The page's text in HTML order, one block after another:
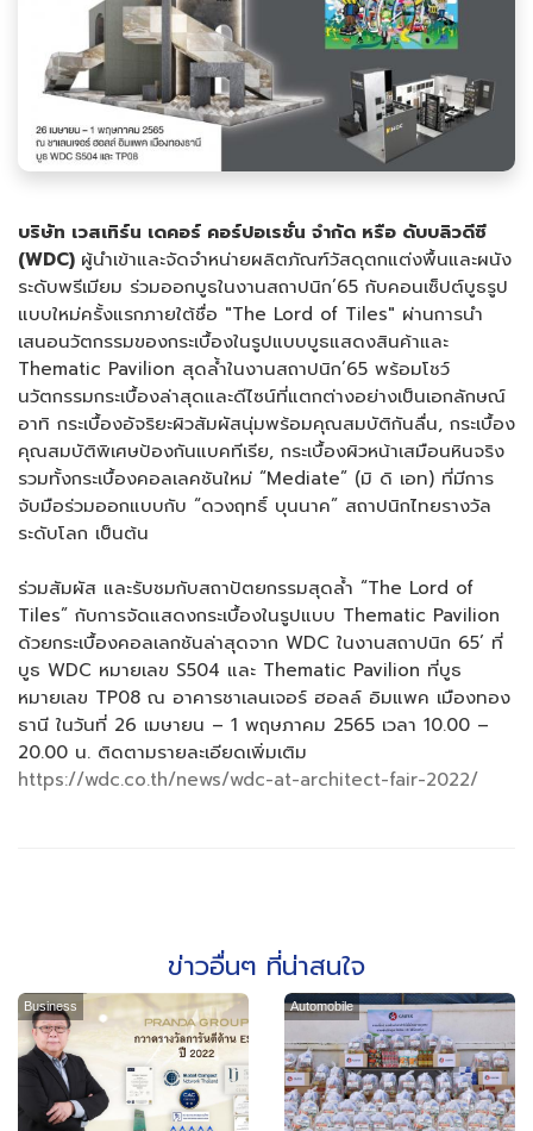
บริษัท เวสเทิร์น เดคอร์ คอร์ปอเรชั่น จำกัด หรือ ดับบลิวดีซี
(WDC) ผู้นำเข้าและจัดจำหน่ายผลิตภัณฑ์วัสดุตกแต่งพื้นและผนัง
ระดับพรีเมียม ร่วมออกบูธในงานสถาปนิก’65 กับคอนเซ็ปต์บูธรูป
แบบใหม่ครั้งแรกภายใต้ชื่อ "The Lord of Tiles" ผ่านการนำ
เสนอนวัตกรรมของกระเบื้องในรูปแบบบูธแสดงสินค้าและ
Thematic Pavilion สุดล้ำในงานสถาปนิก’65 พร้อมโชว์
นวัตกรรมกระเบื้องล่าสุดและดีไซน์ที่แตกต่างอย่างเป็นเอกลักษณ์
อาทิ กระเบื้องอัจริยะผิวสัมผัสนุ่มพร้อมคุณสมบัติกันลื่น, กระเบื้อง
คุณสมบัติพิเศษป้องกันแบคทีเรีย, กระเบื้องผิวหน้าเสมือนหินจริง
รวมทั้งกระเบื้องคอลเลคชันใหม่ “Mediate” (มิ ดิ เอท) ที่มีการ
จับมือร่วมออกแบบกับ “ดวงฤทธิ์ บุนนาค” สถาปนิกไทยรางวัล
ระดับโลก เป็นต้น
ร่วมสัมผัส และรับชมกับสถาปัตยกรรมสุดล้ำ “The Lord of
Tiles” กับการจัดแสดงกระเบื้องในรูปแบบ Thematic Pavilion
ด้วยกระเบื้องคอลเลกชันล่าสุดจาก WDC ในงานสถาปนิก 65’ ที่
บูธ WDC หมายเลข S504 และ Thematic Pavilion ที่บูธ
หมายเลข TP08 ณ อาคารชาเลนเจอร์ ฮอลล์ อิมแพค เมืองทอง
ธานี ในวันที่ 26 เมษายน – 1 พฤษภาคม 2565 เวลา 10.00 –
20.00 น. ติดตามรายละเอียดเพิ่มเติม
https://wdc.co.th/news/wdc-at-architect-fair-2022/
ข่าวอื่นๆ ที่น่าสนใจ
Business Automobile